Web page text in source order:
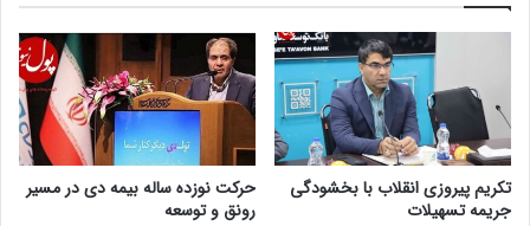
تکریم پیروزی انقلاب با بخشودگی
جریمه تسهیلات
حرکت نوزده ساله بیمه دی در مسیر
رونق و توسعه